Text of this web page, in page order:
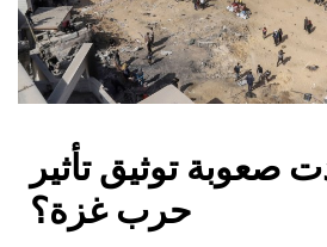
صعوبة توثيق تأثير
حرب غزة؟